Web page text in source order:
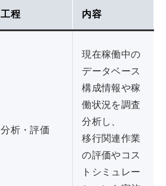
工程 内容
分析・評価
現在稼働中の
データベース
構成情報や稼
働状況を調査
分析し、
移行関連作業
の評価やコス
トシミュレー